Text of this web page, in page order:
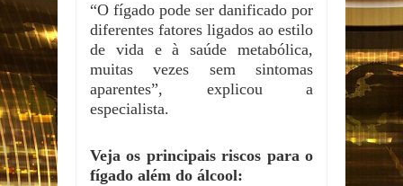
“O fígado pode ser danificado por
diferentes fatores ligados ao estilo
de vida e à saúde metabólica,
muitas vezes sem sintomas
aparentes”, explicou a
especialista.
Veja os principais riscos para o
fígado além do álcool: